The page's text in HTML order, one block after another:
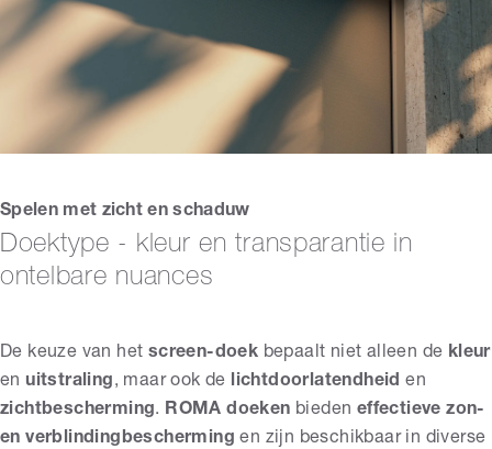
Spelen met zicht en schaduw
Doektype - kleur en transparantie in
ontelbare nuances
De keuze van het screen-doek bepaalt niet alleen de kleur
en uitstraling, maar ook de lichtdoorlatendheid en
zichtbescherming. ROMA doeken bieden effectieve zon-
en verblindingbescherming en zijn beschikbaar in diverse